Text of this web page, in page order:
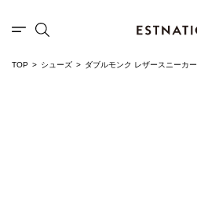
TOP シューズ ダブルモンク レザースニーカー